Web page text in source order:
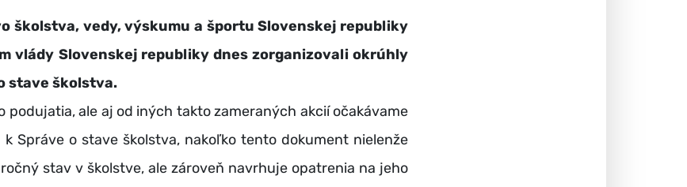
školstva, vedy, výskumu a športu Slovenskej republiky
vlády Slovenskej republiky dnes zorganizovali okrúhly
stave školstva.
ale aj od iných takto zameraných akcií očakávame
Správe o stave školstva, nakoľko tento dokument nielenže
stav v školstve, ale zároveň navrhuje opatrenia na jeho